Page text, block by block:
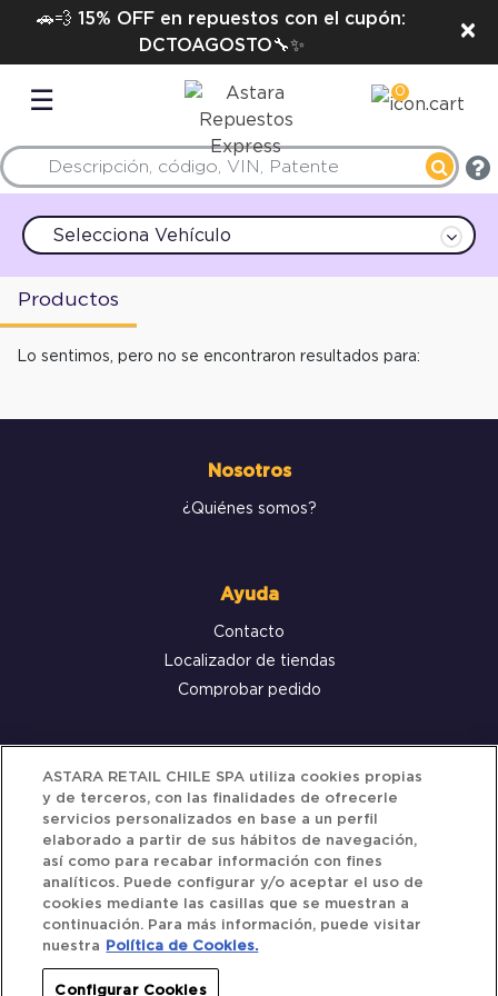
🚗💨 15% OFF en repuestos con el cupón:
DCTOAGOSTO🔧✨
×
☰ 0
Selecciona Vehículo
Productos
Lo sentimos, pero no se encontraron resultados para:
Nosotros
¿Quiénes somos?
Ayuda
Contacto
Localizador de tiendas
Comprobar pedido
Servicio al cliente
Términos y Condiciones
Política de privacidad
Siguenos
ASTARA RETAIL CHILE SPA utiliza cookies propias
y de terceros, con las finalidades de ofrecerle
servicios personalizados en base a un perfil
elaborado a partir de sus hábitos de navegación,
así como para recabar información con fines
analíticos. Puede configurar y/o aceptar el uso de
cookies mediante las casillas que se muestran a
continuación. Para más información, puede visitar
nuestra
Política de Cookies.
Configurar Cookies